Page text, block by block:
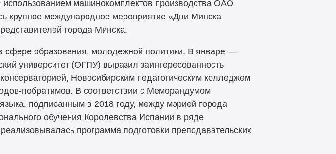
машинокомплектов производства ОАО
крупное международное мероприятие «Дни Минска
города Минска.
сфере образования, молодежной политики. В январе —
университет (ОГПУ) выразил заинтересованность
Новосибирским педагогическим колледжем
побратимов. В соответствии с Меморандумом
подписанным в 2018 году, между мэрией города
обучения Королевства Испании в ряде
программа подготовки преподавательских